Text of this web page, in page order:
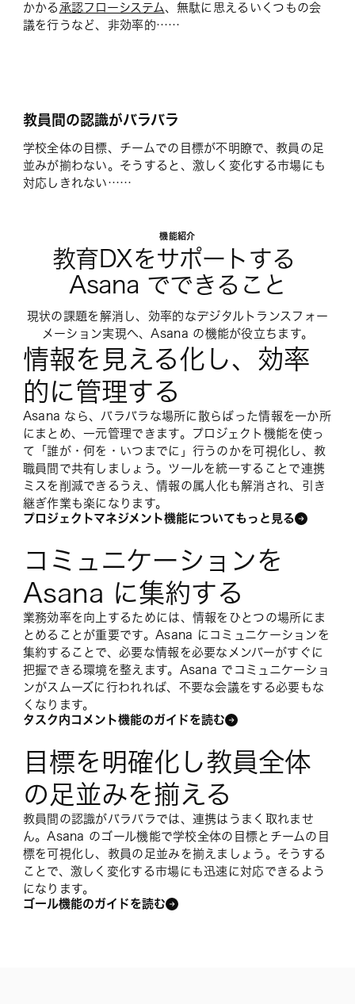
かかる 承認フローシステム 、無駄に思えるいくつもの会
議を行うなど、非効率的……
教員間の認識がバラバラ
学校全体の目標、チームでの目標が不明瞭で、教員の足
並みが揃わない。そうすると、激しく変化する市場にも
対応しきれない……
機能紹介
教育DXをサポートする
Asana でできること
現状の課題を解消し、効率的なデジタルトランスフォー
メーション実現へ、Asana の機能が役立ちます。
情報を見える化し、効率
的に管理する
Asana なら、バラバラな場所に散らばった情報を一か所
にまとめ、一元管理できます。プロジェクト機能を使っ
て「誰が・何を・いつまでに」行うのかを可視化し、教
職員間で共有しましょう。ツールを統一することで連携
ミスを削減できるうえ、情報の属人化も解消され、引き
継ぎ作業も楽になります。
プロジェクトマネジメント機能についてもっと見る
コミュニケーションを
Asana に集約する
業務効率を向上するためには、情報をひとつの場所にま
とめることが重要です。Asana にコミュニケーションを
集約することで、必要な情報を必要なメンバーがすぐに
把握できる環境を整えます。Asana でコミュニケーショ
ンがスムーズに行われれば、不要な会議をする必要もな
くなります。
タスク内コメント機能のガイドを読む
目標を明確化し教員全体
の足並みを揃える
教員間の認識がバラバラでは、連携はうまく取れませ
ん。Asana のゴール機能で学校全体の目標とチームの目
標を可視化し、教員の足並みを揃えましょう。そうする
ことで、激しく変化する市場にも迅速に対応できるよう
になります。
ゴール機能のガイドを読む